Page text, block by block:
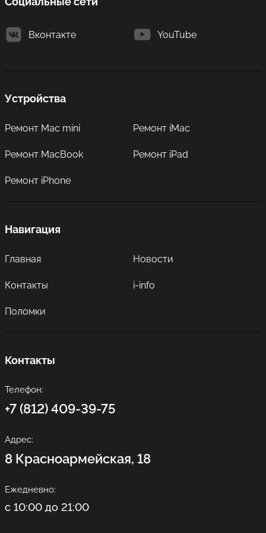
Вконтакте YouTube
Устройства
Ремонт Mac mini Ремонт iMac
Ремонт MacBook Ремонт iPad
Ремонт iPhone
Навигация
Главная Новости
Контакты i-info
Поломки
Контакты
Телефон:
+7 (812) 409-39-75
Адрес:
8 Красноармейская, 18
Ежедневно:
с 10:00 до 21:00